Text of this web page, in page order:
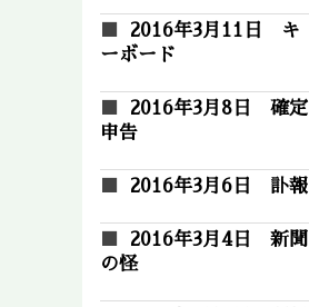
2016年3月11日 キ
ーボード
2016年3月8日 確定
申告
2016年3月6日 訃報
2016年3月4日 新聞
の怪